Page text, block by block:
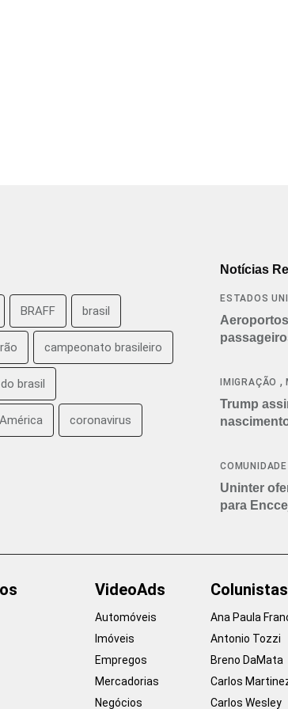
BRAFF brasil
campeonato brasileiro
brasil
coronavirus
Notícias
ESTADOS
IMIGRAÇÃO ,
Trump
COMUNIDADE
Uninter
para
VideoAds
Automóveis
Imóveis
Empregos
Mercadorias
Negócios
Colunistas
Ana Paula
Antonio Tozzi
Breno DaMata
Carlos
Carlos Wesley